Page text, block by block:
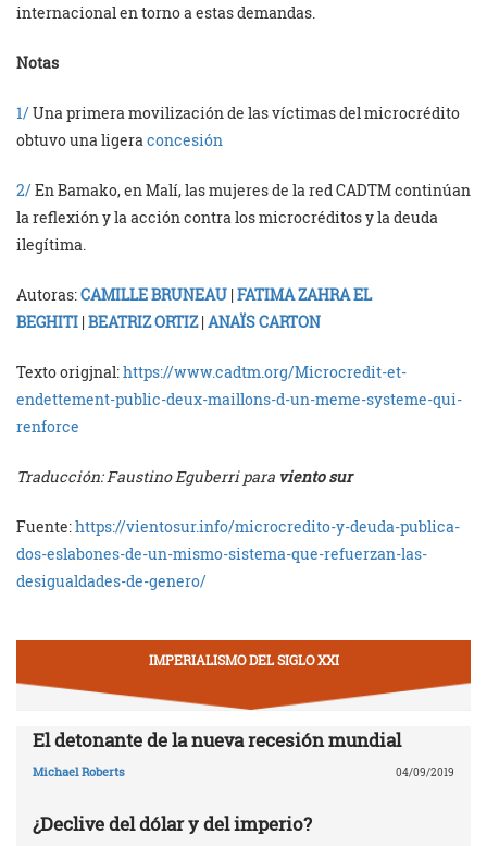
internacional en torno a estas demandas.
Notas
1/Una primera movilización de las víctimas del microcrédito
obtuvo una ligeraconcesión
2/En Bamako, en Malí, las mujeres de la red CADTM continúan
la reflexión y la acción contra los microcréditos y la deuda
ilegítima.
Autoras:CAMILLE BRUNEAU | FATIMA ZAHRA EL
BEGHITI | BEATRIZ ORTIZ| ANAÏS CARTON
Texto origjnal:https://www.cadtm.org/Microcredit-et-
endettement-public-deux-maillons-d-un-meme-systeme-qui-
renforce
Traducción: Faustino Eguberri para viento sur
Fuente:https://vientosur.info/microcredito-y-deuda-publica-
dos-eslabones-de-un-mismo-sistema-que-refuerzan-las-
desigualdades-de-genero/
IMPERIALISMO DEL SIGLO XXI
El detonante de la nueva recesión mundial
Michael Roberts 04/09/2019
¿Declive del dólar y del imperio?